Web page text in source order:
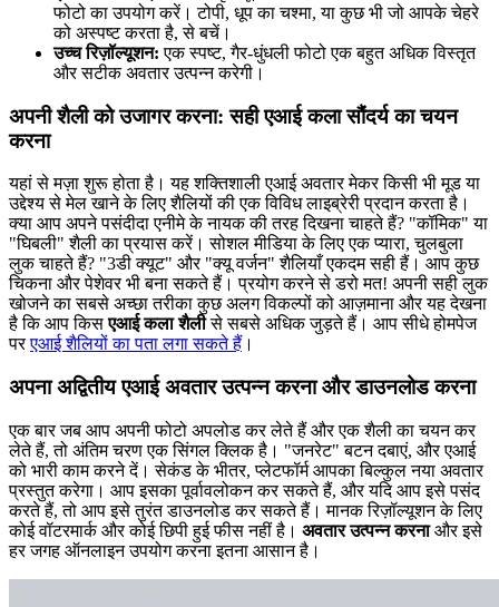
फोटो का उपयोग करें। टोपी, धूप का चश्मा, या कुछ भी जो आपके चेहरे
को अस्पष्ट करता है, से बचें।
उच्च रिज़ॉल्यूशन: एक स्पष्ट, गैर-धुंधली फोटो एक बहुत अधिक विस्तृत
और सटीक अवतार उत्पन्न करेगी।
अपनी शैली को उजागर करना: सही एआई कला सौंदर्य का चयन
करना
यहां से मज़ा शुरू होता है। यह शक्तिशाली एआई अवतार मेकर किसी भी मूड या
उद्देश्य से मेल खाने के लिए शैलियों की एक विविध लाइब्रेरी प्रदान करता है।
क्या आप अपने पसंदीदा एनीमे के नायक की तरह दिखना चाहते हैं? "कॉमिक" या
"घिबली" शैली का प्रयास करें। सोशल मीडिया के लिए एक प्यारा, चुलबुला
लुक चाहते हैं? "3डी क्यूट" और "क्यू वर्जन" शैलियाँ एकदम सही हैं। आप कुछ
चिकना और पेशेवर भी बना सकते हैं। प्रयोग करने से डरो मत! अपनी सही लुक
खोजने का सबसे अच्छा तरीका कुछ अलग विकल्पों को आज़माना और यह देखना
है कि आप किसएआई कला शैलीसे सबसे अधिक जुड़ते हैं। आप सीधे होमपेज
परएआई शैलियों का पता लगा सकते हैं ।
अपना अद्वितीय एआई अवतार उत्पन्न करना और डाउनलोड करना
एक बार जब आप अपनी फोटो अपलोड कर लेते हैं और एक शैली का चयन कर
लेते हैं, तो अंतिम चरण एक सिंगल क्लिक है। "जनरेट" बटन दबाएं, और एआई
को भारी काम करने दें। सेकंड के भीतर, प्लेटफॉर्म आपका बिल्कुल नया अवतार
प्रस्तुत करेगा। आप इसका पूर्वावलोकन कर सकते हैं, और यदि आप इसे पसंद
करते हैं, तो आप इसे तुरंत डाउनलोड कर सकते हैं। मानक रिज़ॉल्यूशन के लिए
कोई वॉटरमार्क और कोई छिपी हुई फीस नहीं है। अवतार उत्पन्न करनाऔर इसे
हर जगह ऑनलाइन उपयोग करना इतना आसान है।